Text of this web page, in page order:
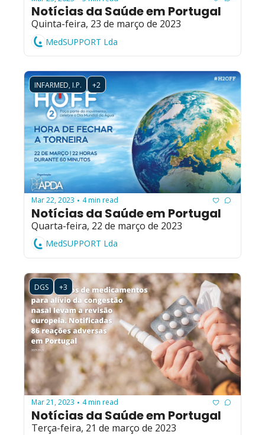
Notícias da Saúde em Portugal
Quinta-feira, 23 de março de 2023
MedSUPPORT Lda
INFARMED, I.P. +2
Mar 22, 2023 • 4 min read
Notícias da Saúde em Portugal
Quarta-feira, 22 de março de 2023
MedSUPPORT Lda
DGS +3
Mar 21, 2023 • 4 min read
Notícias da Saúde em Portugal
Terça-feira, 21 de março de 2023